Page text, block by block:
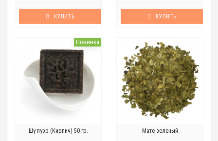
КУПИТЬ КУПИТЬ
Новинка
Шу пуэр (Кирпич) 50 гр. Мате зеленый